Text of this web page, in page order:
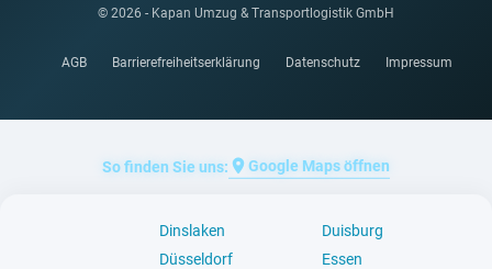
© 2026 - Kapan Umzug & Transportlogistik GmbH
AGB Barrierefreiheitserklärung Datenschutz Impressum
So finden Sie uns: Google Maps öffnen
Dinslaken
Duisburg
Düsseldorf
Essen